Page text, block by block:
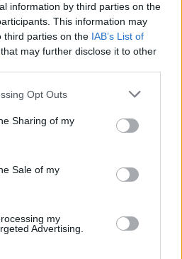
information by third parties on the
This information may
third parties on the IAB’s List of
that may further disclose it to other
Opt Outs
Sharing of my
Sale of my
my
Advertising.
de Portel recebe Quénia,
de Folclore prossegue este sábado,